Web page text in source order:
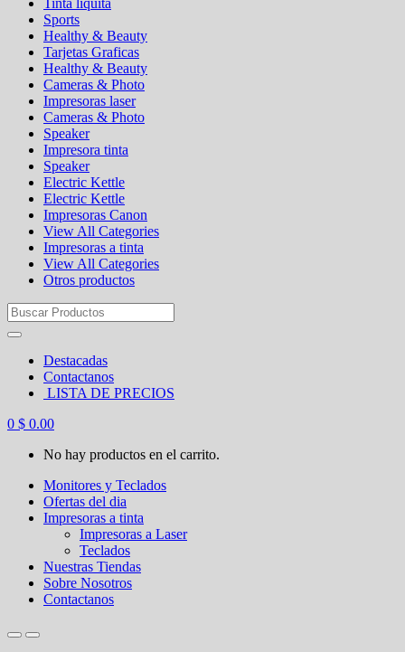
Tinta liquita
Sports
Healthy & Beauty
Tarjetas Graficas
Healthy & Beauty
Cameras & Photo
Impresoras laser
Cameras & Photo
Speaker
Impresora tinta
Speaker
Electric Kettle
Electric Kettle
Impresoras Canon
View All Categories
Impresoras a tinta
View All Categories
Otros productos
Search
for:
Destacadas
Contactanos
LISTA DE PRECIOS
0 $ 0.00
No hay productos en el carrito.
Monitores y Teclados
Ofertas del dia
Impresoras a tinta
Impresoras a Laser
Teclados
Nuestras Tiendas
Sobre Nosotros
Contactanos